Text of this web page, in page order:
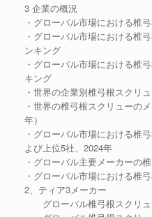
3 企業の概況
・グローバル市場における椎
・グローバル市場における椎
ンキング
・グローバル市場における椎
キング
・世界の企業別椎弓根スクリ
・世界の椎弓根スクリューの
年）
・グローバル市場における椎
よび上位5社、2024年
・グローバル主要メーカーの
・グローバル市場における椎
2、ティア3メーカー
グローバル椎弓根スクリュ